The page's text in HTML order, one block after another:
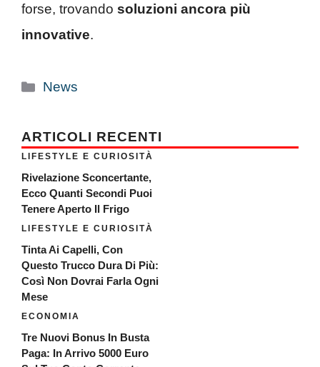
forse, trovando soluzioni ancora più
innovative.
Categorie
News
ARTICOLI RECENTI
LIFESTYLE E CURIOSITÀ
Rivelazione Sconcertante,
Ecco Quanti Secondi Puoi
Tenere Aperto Il Frigo
LIFESTYLE E CURIOSITÀ
Tinta Ai Capelli, Con
Questo Trucco Dura Di Più:
Così Non Dovrai Farla Ogni
Mese
ECONOMIA
Tre Nuovi Bonus In Busta
Paga: In Arrivo 5000 Euro